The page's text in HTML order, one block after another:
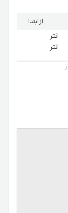
از ابتدا
تتر
تتر